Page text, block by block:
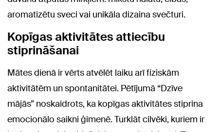
aromatizētu sveci vai unikāla dizaina svečturi.
Kopīgas aktivitātes attiecību
stiprināšanai
Mātes dienā ir vērts atvēlēt laiku arī fiziskām
aktivitātēm un spontanitātei. Pētījumā “Dzīve
mājās” noskaidrots, ka kopīgas aktivitātes stiprina
emocionālo saikni ģimenē. Turklāt cilvēki, kuriem ir